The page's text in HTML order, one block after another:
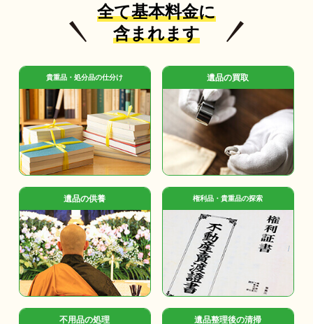
全て基本料金に
含まれます
貴重品・処分品の仕分け 遺品の買取
遺品の供養 権利品・貴重品の探索
不用品の処理 遺品整理後の清掃